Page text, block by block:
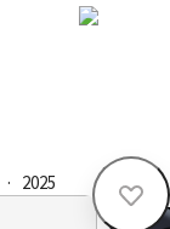
· 2025